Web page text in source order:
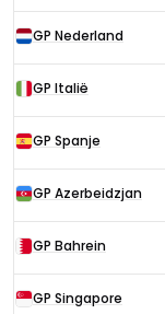
kalender
2026GP Nederland
GP Italië
GP Spanje
GP Azerbeidzjan
GP Bahrein
GP Singapore